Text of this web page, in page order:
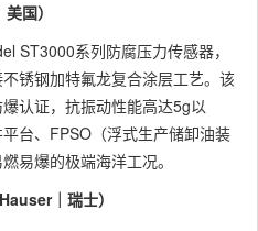
国）
ST3000系列防腐压力传感器，
锈钢加特氟龙复合涂层工艺。该
认证，抗振动性能高达5g以
台、FPSO（浮式生产储卸油装
易爆的极端海洋工况。
｜瑞士）